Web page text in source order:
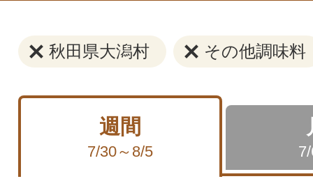
秋田県大潟村 その他調味料
週間
7/30～8/5